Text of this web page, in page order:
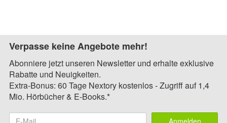
Verpasse keine Angebote mehr!
Abonniere jetzt unseren Newsletter und erhalte exklusive
Rabatte und Neuigkeiten.
Extra-Bonus: 60 Tage Nextory kostenlos - Zugriff auf 1,4
Mio. Hörbücher & E-Books.*
Anmelden